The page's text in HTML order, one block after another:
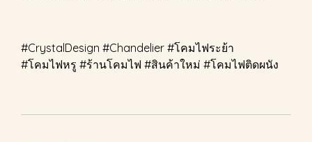
#CrystalDesign #Chandelier #โคมไฟระย้า
#โคมไฟหรู #ร้านโคมไฟ #สินค้าใหม่ #โคมไฟติดผนัง